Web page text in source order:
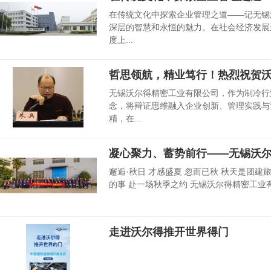
在传统文化中探索企业管理之道——记无锡
深层的智慧和永恒的魅力。在社会经济发
度上...
哲思领航，精业笃行！热烈祝贺
无锡沃尔得精密工业有限公司，作为制冷
念，将辩证思维融入企业创新、管理实践
精，在...
凝心聚力、蓄势前行——无锡沃
邂逅·秋日 才感盛夏 忽而已秋 秋天是团建
的事 赴一场秋季之约 无锡沃尔得精密工
走进沃尔得推开世界得门